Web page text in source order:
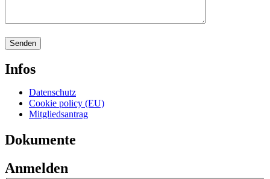
Infos
Datenschutz
Cookie policy (EU)
Mitgliedsantrag
Dokumente
Anmelden